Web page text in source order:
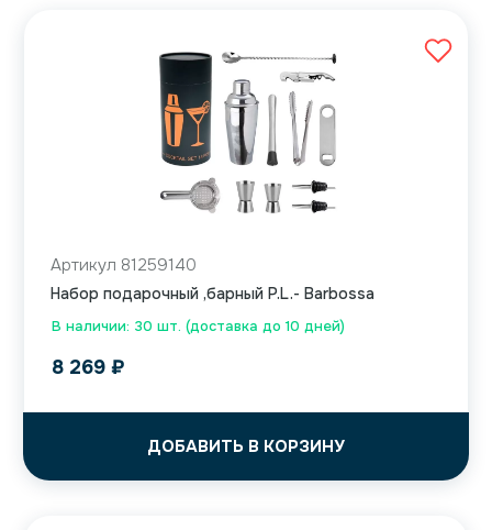
В наличии: 30 шт. (доставка до 10 дней)
Артикул 81259140
Набор подарочный ,барный P.L.- Barbossa
8 269 ₽
ДОБАВИТЬ В КОРЗИНУ